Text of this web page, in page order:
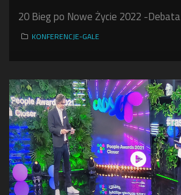
20 Bieg po Nowe Życie 2022 -Debata
KONFERENCJE-GALE